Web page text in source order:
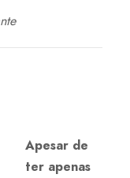
Apesar de
ter apenas